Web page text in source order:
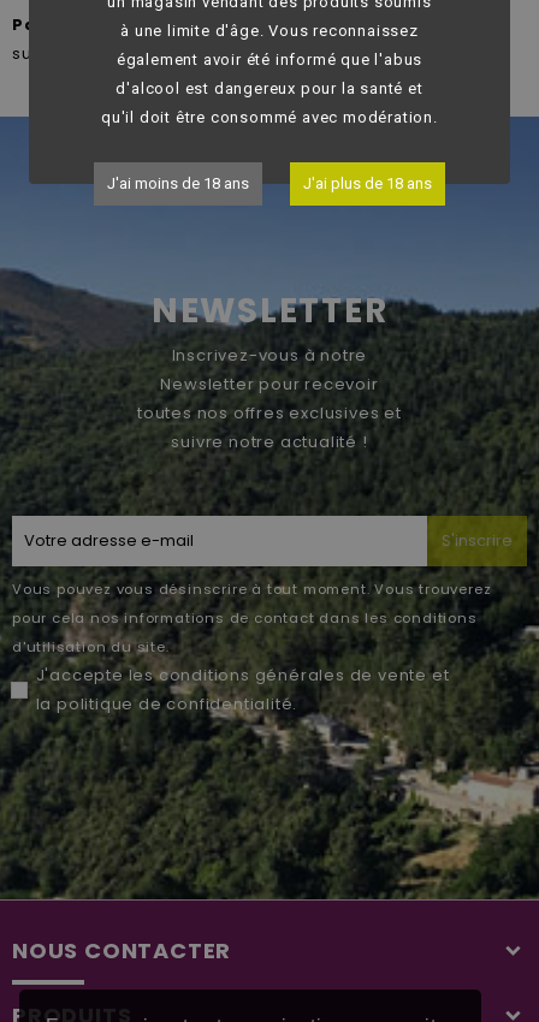
à une limite d'âge. Vous reconnaissez
également avoir été informé que l'abus
d'alcool est dangereux pour la santé et
qu'il doit être consommé avec modération.
J'ai moins de 18 ans J'ai plus de 18 ans
Par PayPal
Choisissez PayPal pour une protection
supplémentaire sur vos achats.
NEWSLETTER
Inscrivez-vous à notre
Newsletter pour recevoir
toutes nos offres exclusives et
suivre notre actualité !
S'inscrire
Vous pouvez vous désinscrire à tout moment. Vous trouverez
pour cela nos informations de contact dans les conditions
d'utilisation du site.
J'accepte lesconditions générales de vente et
la politique de confidentialité.
NOUS CONTACTER
PRODUITS